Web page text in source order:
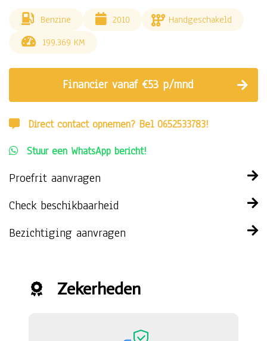
Benzine 2010
Handgeschakeld
199.369 KM
Financier vanaf €53 p/mnd
Direct contact opnemen? Bel 0652533783!
Stuur een WhatsApp bericht!
Proefrit aanvragen
Check beschikbaarheid
Bezichtiging aanvragen
Zekerheden